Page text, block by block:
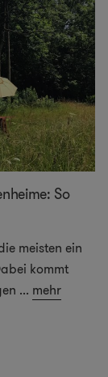
So
meisten ein
kommt
... mehr